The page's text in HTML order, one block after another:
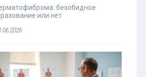
безобидное
или нет